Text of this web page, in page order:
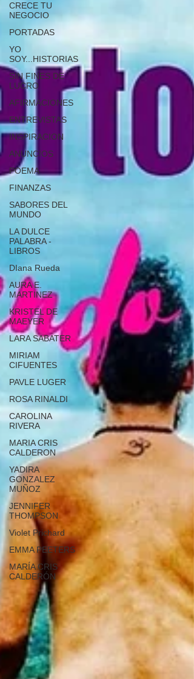
CRECE TU
NEGOCIO
PORTADAS
YO
SOY...HISTORIAS
SIN FINES DE
LUCRO
AFIRMACIONES
ENTREVISTAS
INSPIRACION
ANUNCIOS
POEMA
FINANZAS
SABORES DEL
MUNDO
LA DULCE
PALABRA -
LIBROS
DIana Rueda
AURA E.
MARTINEZ
KRISTEL DE
MAEYER
LARA SABATER
MIRIAM
CIFUENTES
PAVLE LUGER
ROSA RINALDI
CAROLINA
RIVERA
MARIA CRIS
CALDERON
YADIRA
GONZALEZ
MUÑOZ
JENNIFER
THOMPSON
Violet Prichard
EMMA PEETERS
MARÍA CRIS
CALDERÓN